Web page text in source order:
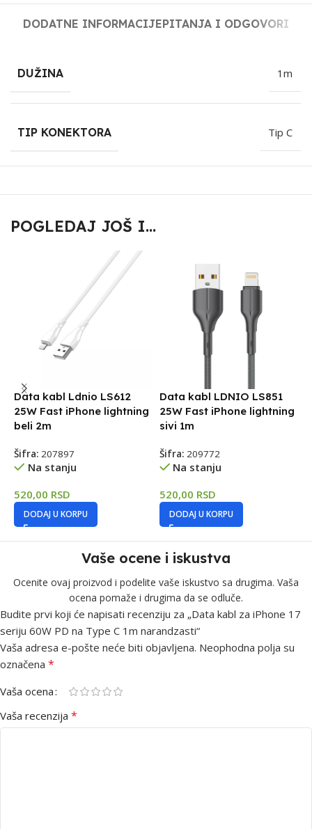
DODATNE INFORMACIJEPITANJA I ODGOVORI
DUŽINA 1m
TIP KONEKTORA Tip C
POGLEDAJ JOŠ I...
Data kabl Ldnio LS612
25W Fast iPhone lightning
beli 2m
Šifra: 207897
Na stanju
520,00 RSD
DODAJ U KORPU
Data kabl LDNIO LS851
25W Fast iPhone lightning
sivi 1m
Šifra: 209772
Na stanju
520,00 RSD
DODAJ U KORPU
Vaše ocene i iskustva
Ocenite ovaj proizvod i podelite vaše iskustvo sa drugima. Vaša
ocena pomaže i drugima da se odluče.
Budite prvi koji će napisati recenziju za „Data kabl za iPhone 17
seriju 60W PD na Type C 1m narandzasti“
Vaša adresa e-pošte neće biti objavljena. Neophodna polja su
označena *
Vaša ocena
Vaša recenzija *